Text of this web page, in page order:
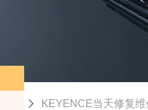
KEYENCE当天修复